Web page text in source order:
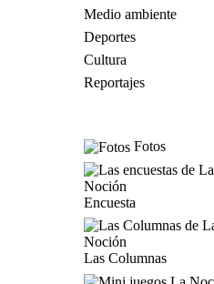
Medio ambiente
Deportes
Cultura
Reportajes
Fotos
Encuesta
Las Columnas